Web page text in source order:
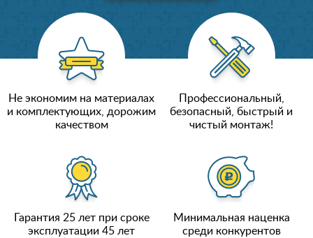
Не экономим на материалах
и комплектующих, дорожим
качеством
Профессиональный,
безопасный, быстрый и
чистый монтаж!
Гарантия 25 лет при сроке
эксплуатации 45 лет
Минимальная наценка
среди конкурентов